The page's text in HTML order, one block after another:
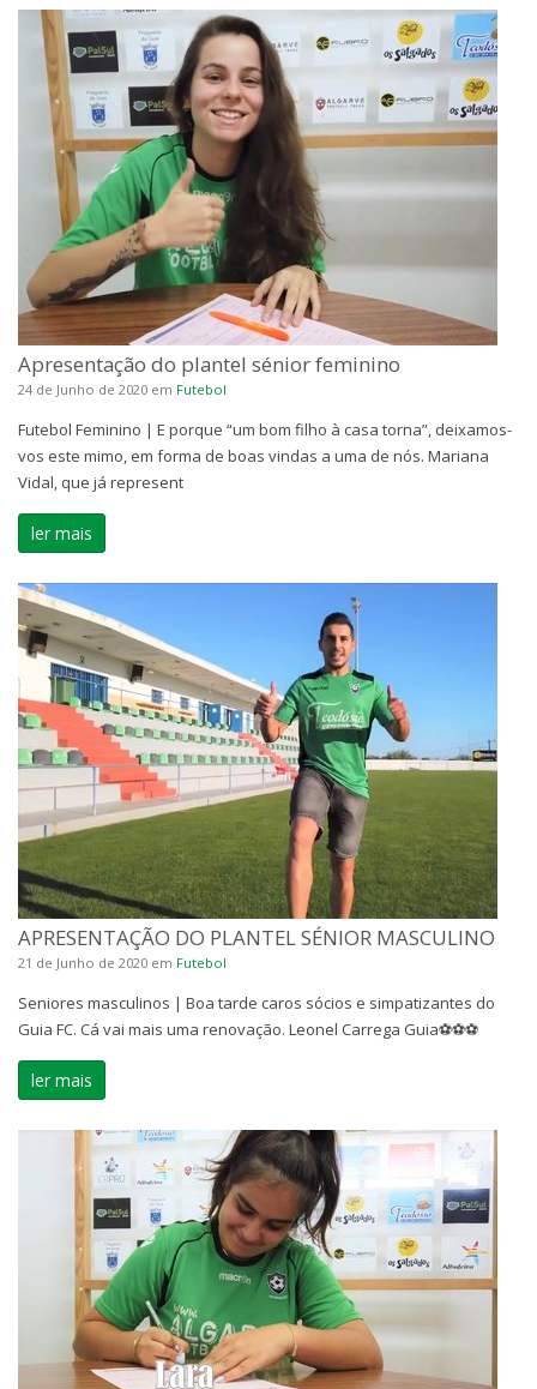
Apresentação do plantel sénior feminino
24 de Junho de 2020 em Futebol
Futebol Feminino | E porque “um bom filho à casa torna”, deixamos-
vos este mimo, em forma de boas vindas a uma de nós. Mariana
Vidal, que já represent
ler mais
APRESENTAÇÃO DO PLANTEL SÉNIOR MASCULINO
21 de Junho de 2020 em Futebol
Seniores masculinos | Boa tarde caros sócios e simpatizantes do
Guia FC. Cá vai mais uma renovação. Leonel Carrega Guia⚽⚽⚽
ler mais